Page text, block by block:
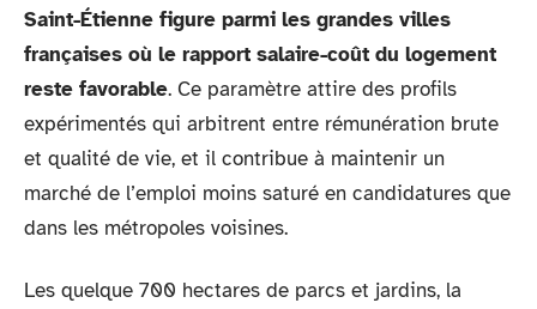
Saint-Étienne figure parmi les grandes villes
françaises où le rapport salaire-coût du logement
reste favorable. Ce paramètre attire des profils
expérimentés qui arbitrent entre rémunération brute
et qualité de vie, et il contribue à maintenir un
marché de l’emploi moins saturé en candidatures que
dans les métropoles voisines.
Les quelque 700 hectares de parcs et jardins, la